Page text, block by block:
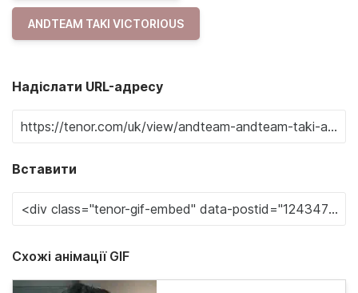
ANDTEAM TAKI VICTORIOUS
Надіслати URL-адресу
Вставити
Схожі анімації GIF